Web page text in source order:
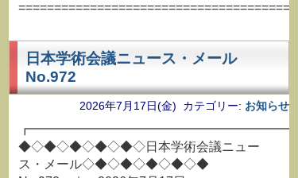
日本学術会議ニュース・メール
No.972
2026年7月17日(金) カテゴリー: お知らせ
◆◇◆◇◆◇◆◇◆◇日本学術会議ニュー
ス・メール◇◆◇◆◇◆◇◆◇◆